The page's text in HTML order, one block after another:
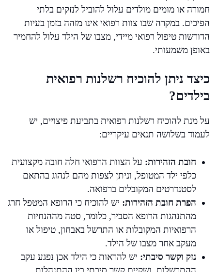
חמורה או מומים מולדים עלול להוביל לנזקים בלתי
הפיכים. במקרה שבו צוות רפואי אינו מזהה בזמן בעיות
הדורשות טיפול רפואי מיידי, מצבו של הילד עלול להחמיר
באופן משמעותי.
כיצד ניתן להוכיח רשלנות רפואית
בילדים?
על מנת להוכיח רשלנות רפואית בתביעת פיצויים, יש
לעמוד בשלושה תנאים עיקריים:
חובת הזהירות: על הצוות הרפואי חלה חובה מקצועית
כלפי ילד המטופל, וניתן לצפות מהם לנהוג בהתאם
לסטנדרטים המקובלים ברפואה.
הפרת חובת הזהירות: יש להוכיח כי הרופא המטפל חרג
מהתנהגות הרופא הסביר, כלומר, סטה מההנחיות
הרפואיות המקובלות או התרשל באבחון, טיפול או
מעקב אחר מצבו של הילד.
נזק וקשר סיבתי: יש להראות כי הילד אכן נפגע עקב